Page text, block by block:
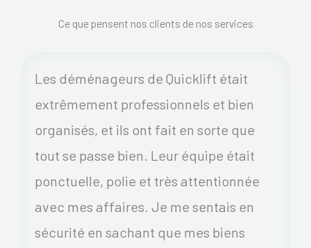
Ce que pensent nos clients de nos services
Les déménageurs de Quicklift était
extrêmement professionnels et bien
organisés, et ils ont fait en sorte que
tout se passe bien. Leur équipe était
ponctuelle, polie et très attentionnée
avec mes affaires. Je me sentais en
sécurité en sachant que mes biens